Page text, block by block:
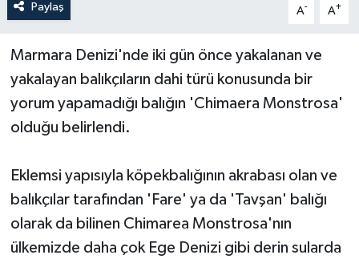
Paylaş A- A+
Marmara Denizi'nde iki gün önce yakalanan ve
yakalayan balıkçıların dahi türü konusunda bir
yorum yapamadığı balığın 'Chimaera Monstrosa'
olduğu belirlendi.
Eklemsi yapısıyla köpekbalığının akrabası olan ve
balıkçılar tarafından 'Fare' ya da 'Tavşan' balığı
olarak da bilinen Chimarea Monstrosa'nın
ülkemizde daha çok Ege Denizi gibi derin sularda